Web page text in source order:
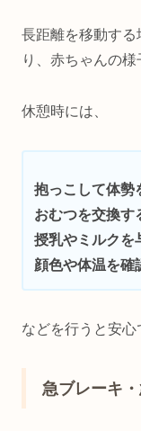
長距離を移動する
り、赤ちゃんの様
休憩時には、
抱っこして体勢
おむつを交換す
授乳やミルクを
顔色や体温を確
などを行うと安心
急ブレーキ